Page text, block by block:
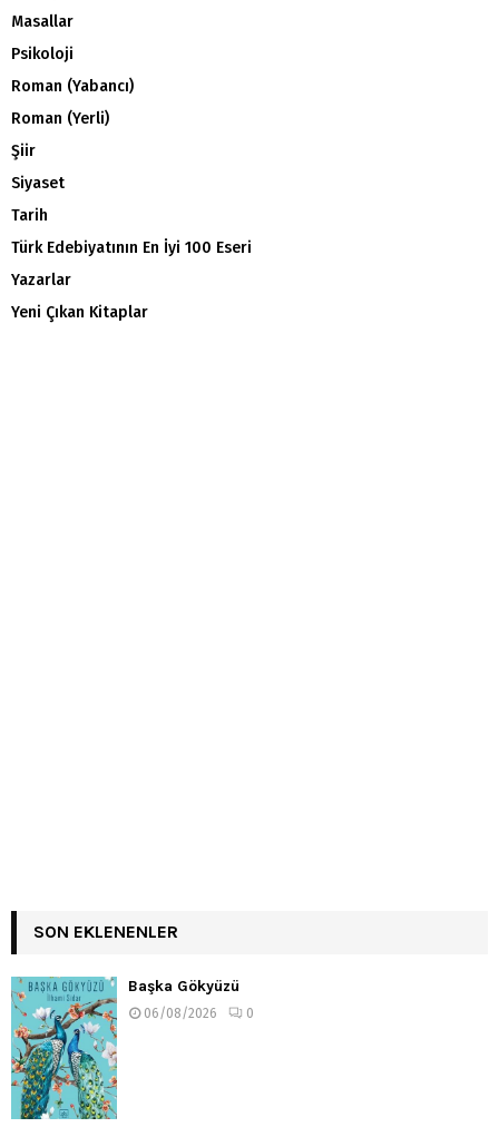
Masallar
Psikoloji
Roman (Yabancı)
Roman (Yerli)
Şiir
Siyaset
Tarih
Türk Edebiyatının En İyi 100 Eseri
Yazarlar
Yeni Çıkan Kitaplar
SON EKLENENLER
Başka Gökyüzü
06/08/2026 0